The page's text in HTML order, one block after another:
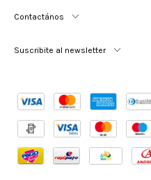
Contactános
Suscribite al newsletter